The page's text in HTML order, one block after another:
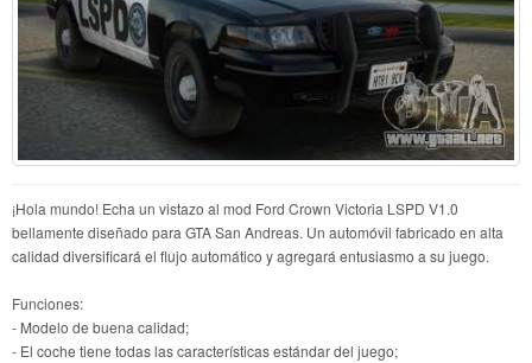
¡Hola mundo! Echa un vistazo al mod Ford Crown Victoria LSPD V1.0
bellamente diseñado para GTA San Andreas. Un automóvil fabricado en alta
calidad diversificará el flujo automático y agregará entusiasmo a su juego.
Funciones:
- Modelo de buena calidad;
- El coche tiene todas las características estándar del juego;